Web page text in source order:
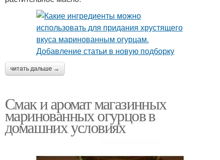
читать дальше →
Смак и аромат магазинных
маринованных огурцов в
домашних условиях